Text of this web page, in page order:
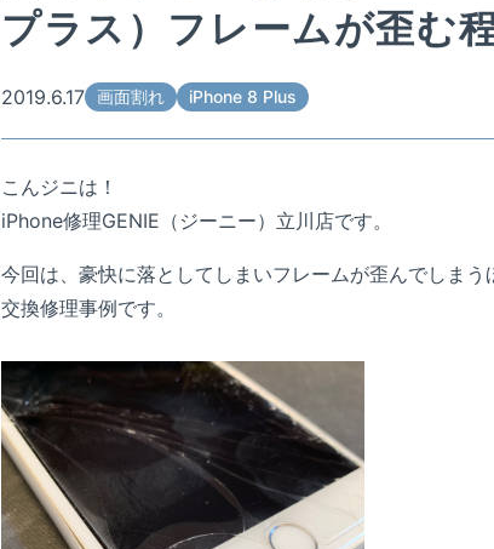
プラス）フレームが歪む
2019.6.17 画面割れ iPhone 8 Plus
こんジニは！
iPhone修理GENIE（ジーニー）立川店です。
今回は、豪快に落としてしまいフレームが歪んでしま
交換修理事例です。